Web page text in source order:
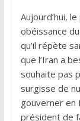
Aujourd’hui,
obéissance
qu’il répète
que l’Iran a
souhaite pas
surgisse de
gouverner en
président de